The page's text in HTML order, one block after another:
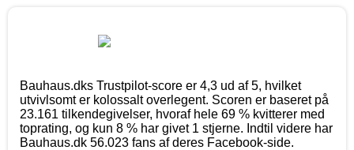
Bauhaus.dks Trustpilot-score er 4,3 ud af 5, hvilket
utvivlsomt er kolossalt overlegent. Scoren er baseret på
23.161 tilkendegivelser, hvoraf hele 69 % kvitterer med
toprating, og kun 8 % har givet 1 stjerne. Indtil videre har
Bauhaus.dk 56.023 fans af deres Facebook-side.